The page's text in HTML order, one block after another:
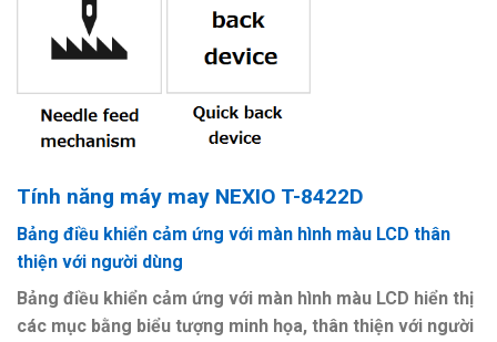
Tính năng máy may NEXIO T-8422D
Bảng điều khiển cảm ứng với màn hình màu LCD thân
thiện với người dùng
Bảng điều khiển cảm ứng với màn hình màu LCD hiển thị
các mục bằng biểu tượng minh họa, thân thiện với người